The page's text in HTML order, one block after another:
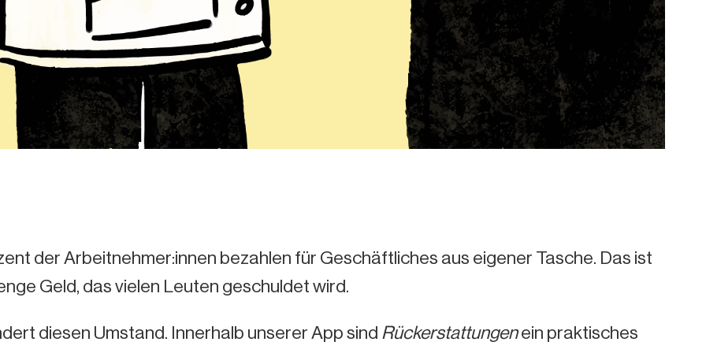
der Arbeitnehmer:innen bezahlen für Geschäftliches aus eigener Tasche. Das ist
Geld, das vielen Leuten geschuldet wird.
diesen Umstand. Innerhalb unserer App sind Rückerstattungenein praktisches